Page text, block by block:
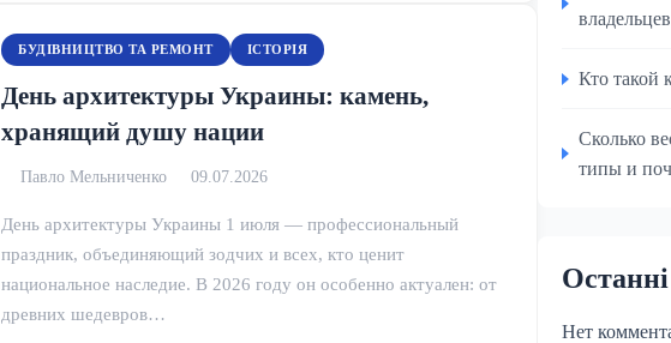
БУДІВНИЦТВО ТА РЕМОНТ ІСТОРІЯ
День архитектуры Украины: камень,
хранящий душу нации
Павло Мельниченко 09.07.2026
День архитектуры Украины 1 июля — профессиональный
праздник, объединяющий зодчих и всех, кто ценит
национальное наследие. В 2026 году он особенно актуален: от
древних шедевров…
Кто такой
Сколько
типы и
Нет